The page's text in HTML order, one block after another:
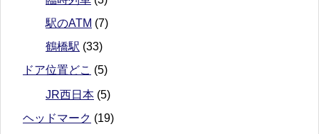
駅のATM (7)
鶴橋駅 (33)
ドア位置どこ (5)
JR西日本 (5)
ヘッドマーク (19)